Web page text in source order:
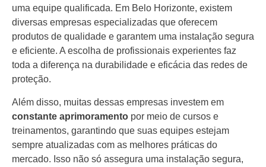
uma equipe qualificada. Em Belo Horizonte, existem
diversas empresas especializadas que oferecem
produtos de qualidade e garantem uma instalação segura
e eficiente. A escolha de profissionais experientes faz
toda a diferença na durabilidade e eficácia das redes de
proteção.
Além disso, muitas dessas empresas investem em
constante aprimoramento por meio de cursos e
treinamentos, garantindo que suas equipes estejam
sempre atualizadas com as melhores práticas do
mercado. Isso não só assegura uma instalação segura,